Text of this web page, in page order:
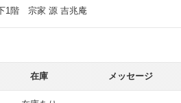
1階 宗家 源 吉兆庵
在庫 メッセージ